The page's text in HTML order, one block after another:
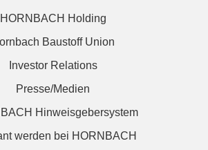
HORNBACH Holding
Baustoff Union
Investor Relations
Presse/Medien
Hinweisgebersystem
werden bei HORNBACH